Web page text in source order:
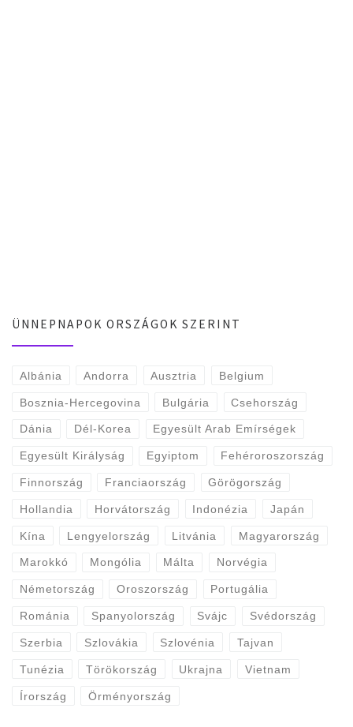
ÜNNEPNAPOK ORSZÁGOK SZERINT
Albánia Andorra Ausztria Belgium
Bosznia-Hercegovina Bulgária Csehország
Dánia Dél-Korea Egyesült Arab Emírségek
Egyesült Királyság Egyiptom Fehéroroszország
Finnország Franciaország Görögország
Hollandia Horvátország Indonézia Japán
Kína Lengyelország Litvánia Magyarország
Marokkó Mongólia Málta Norvégia
Németország Oroszország Portugália
Románia Spanyolország Svájc Svédország
Szerbia Szlovákia Szlovénia Tajvan
Tunézia Törökország Ukrajna Vietnam
Írország Örményország